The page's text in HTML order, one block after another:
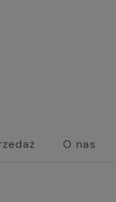
O nas